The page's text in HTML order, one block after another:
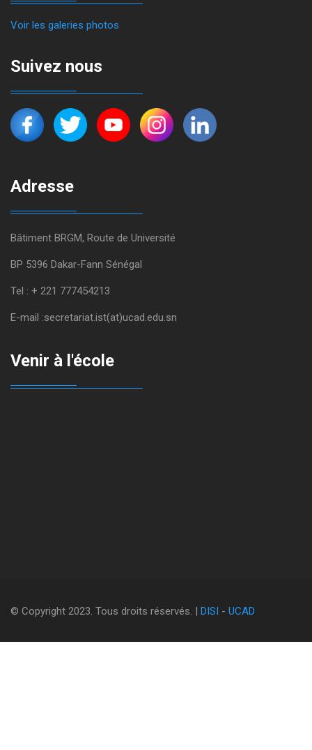
Voir les galeries photos
Suivez nous
Adresse
Bâtiment BRGM, Route de Université
BP 5396 Dakar-Fann Sénégal
Tel : + 221 777454213
E-mail :secretariat.ist(at)ucad.edu.sn
Venir à l'école
© Copyright 2023. Tous droits réservés. | DISI - UCAD